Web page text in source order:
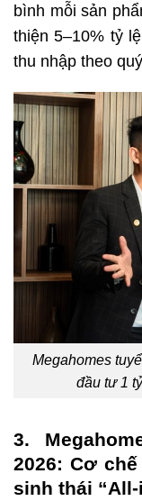
bình mỗi sản
thiện 5–10% tỷ
thu nhập theo
Megahomes
đầu tư 1
3.
2026: Cơ
sinh thái “All-